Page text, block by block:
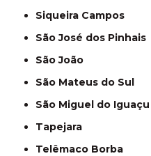
Siqueira Campos
São José dos Pinhais
São João
São Mateus do Sul
São Miguel do Iguaçu
Tapejara
Telêmaco Borba